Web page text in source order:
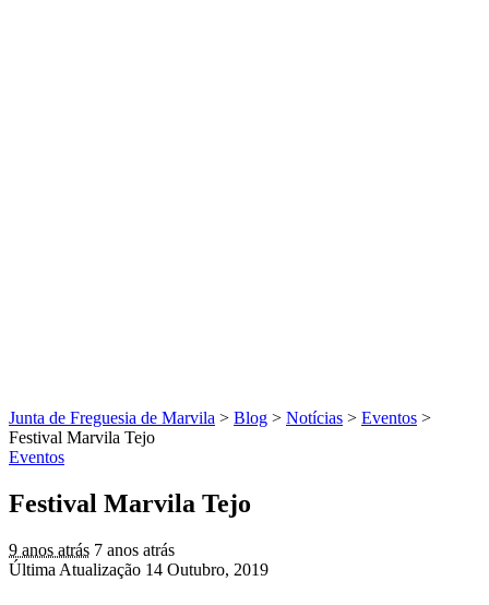
Junta de Freguesia de Marvila > Blog > Notícias > Eventos >
Festival Marvila Tejo
Eventos
Festival Marvila Tejo
9 anos atrás 7 anos atrás
Última Atualização 14 Outubro, 2019